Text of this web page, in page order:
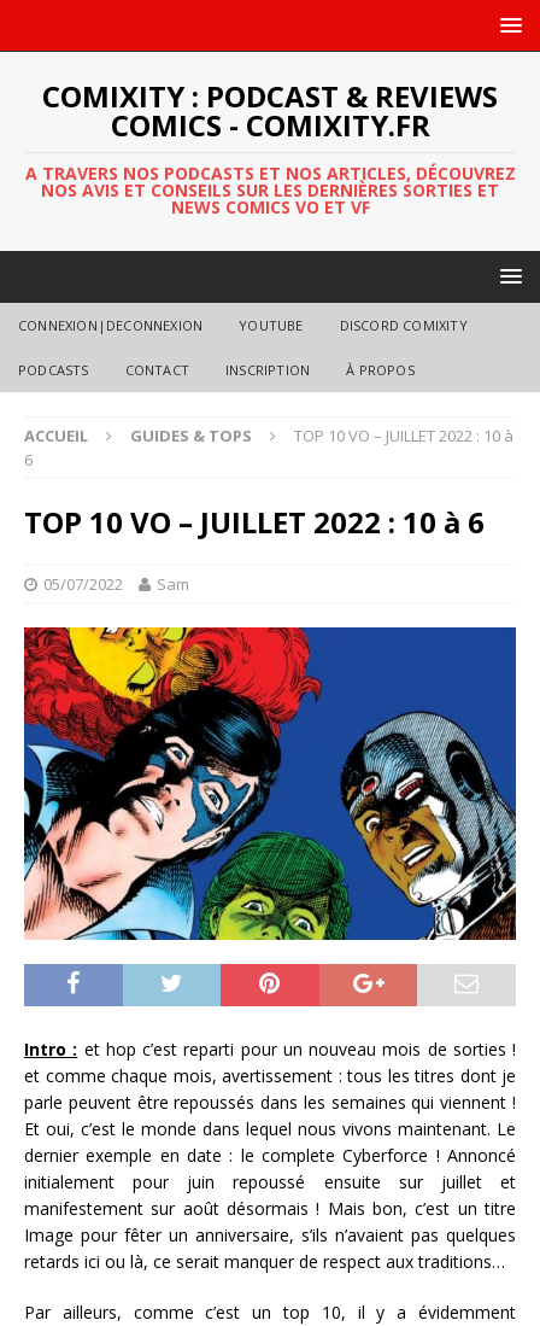
COMIXITY : PODCAST & REVIEWS
COMICS - COMIXITY.FR
A TRAVERS NOS PODCASTS ET NOS ARTICLES, DÉCOUVREZ
NOS AVIS ET CONSEILS SUR LES DERNIÈRES SORTIES ET
NEWS COMICS VO ET VF
CONNEXION|DECONNEXION YOUTUBE DISCORD COMIXITY
PODCASTS CONTACT INSCRIPTION À PROPOS
ACCUEIL GUIDES & TOPS
TOP 10 VO – JUILLET 2022 : 10 à
6
TOP 10 VO – JUILLET 2022 : 10 à 6
05/07/2022 Sam
Intro : et hop c’est reparti pour un nouveau mois de sorties !
et comme chaque mois, avertissement : tous les titres dont je
parle peuvent être repoussés dans les semaines qui viennent !
Et oui, c’est le monde dans lequel nous vivons maintenant. Le
dernier exemple en date : le complete Cyberforce ! Annoncé
initialement pour juin repoussé ensuite sur juillet et
manifestement sur août désormais ! Mais bon, c’est un titre
Image pour fêter un anniversaire, s’ils n’avaient pas quelques
retards ici ou là, ce serait manquer de respect aux traditions…
Par ailleurs, comme c’est un top 10, il y a évidemment